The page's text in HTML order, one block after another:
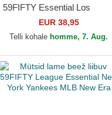
59FIFTY Essential Los
Angeles Dodgers MLB New
Era
EUR 38,95
Telli kohale homme, 7. Aug.